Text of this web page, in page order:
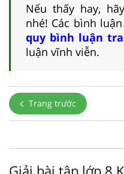
Nếu thấy hay,
nhé! Các bình
quy bình luận
luận vĩnh viễn.
Trang trước
Giải bài tập lớp 8